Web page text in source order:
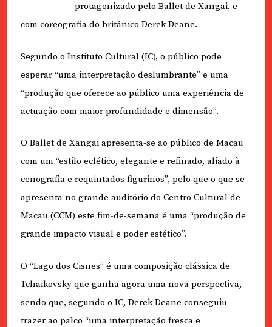
protagonizado pelo Ballet de Xangai, e
com coreografia do britânico Derek Deane.
Segundo o Instituto Cultural (IC), o público pode
esperar “uma interpretação deslumbrante” e uma
“produção que oferece ao público uma experiência de
actuação com maior profundidade e dimensão”.
O Ballet de Xangai apresenta-se ao público de Macau
com um “estilo eclético, elegante e refinado, aliado à
cenografia e requintados figurinos”, pelo que o que se
apresenta no grande auditório do Centro Cultural de
Macau (CCM) este fim-de-semana é uma “produção de
grande impacto visual e poder estético”.
O “Lago dos Cisnes” é uma composição clássica de
Tchaikovsky que ganha agora uma nova perspectiva,
sendo que, segundo o IC, Derek Deane conseguiu
trazer ao palco “uma interpretação fresca e